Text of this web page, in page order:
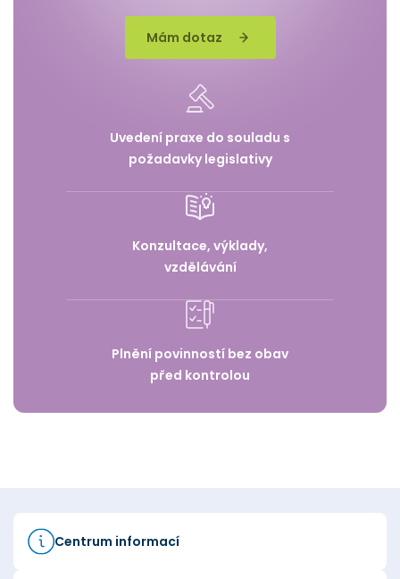
Mám dotaz
Uvedení praxe do souladu s
požadavky legislativy
Konzultace, výklady,
vzdělávání
Plnění povinností bez obav
před kontrolou
Centrum informací